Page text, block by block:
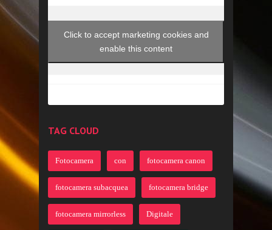
Click to accept marketing cookies and
enable this content
TAG CLOUD
Fotocamera con fotocamera canon
fotocamera subacquea fotocamera bridge
fotocamera mirrorless Digitale